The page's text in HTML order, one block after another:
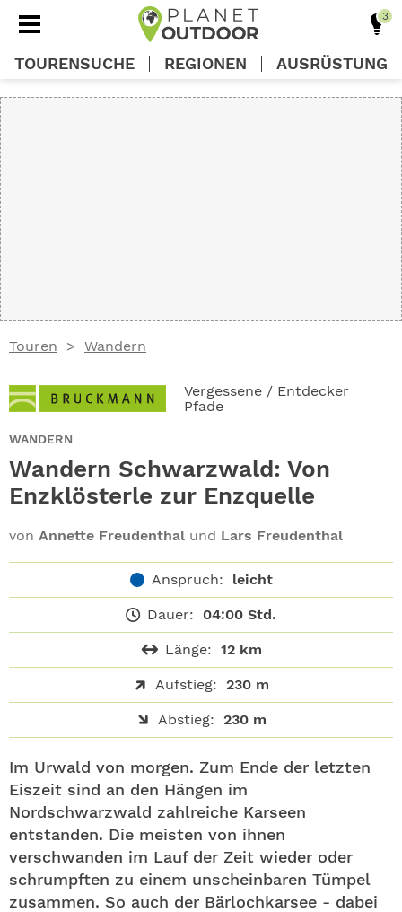
Touren Wandern
Vergessene / Entdecker
Pfade
WANDERN
Wandern Schwarzwald: Von
Enzklösterle zur Enzquelle
von Annette Freudenthal und Lars Freudenthal
Anspruch: leicht
Dauer: 04:00 Std.
Länge: 12 km
Aufstieg: 230 m
Abstieg: 230 m
Im Urwald von morgen. Zum Ende der letzten
Eiszeit sind an den Hängen im
Nordschwarzwald zahlreiche Karseen
entstanden. Die meisten von ihnen
verschwanden im Lauf der Zeit wieder oder
schrumpften zu einem unscheinbaren Tümpel
zusammen. So auch der Bärlochkarsee - dabei
TOURENSUCHE REGIONEN AUSRÜSTUNG
ABO
NEWSLETTER
SHOP